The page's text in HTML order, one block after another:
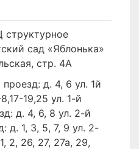
сад «Яблонька»
стр. 4А
д. 4, 6 ул. 1й
19,25 ул. 1-й
д. 4, 6, 8 ул. 2-й
д. 1, 3, 5, 7, 9 ул. 2-
2, 26, 27, 27а, 29,